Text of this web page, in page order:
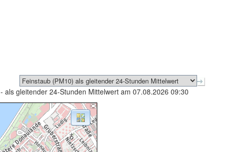
- als gleitender 24-Stunden Mittelwert am 07.08.2026 09:30